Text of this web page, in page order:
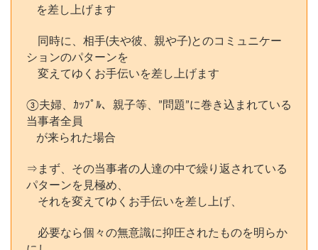
を差し上げます
同時に、相手(夫や彼、親や子)とのコミュニケー
ションのパターンを
変えてゆくお手伝いを差し上げます
③夫婦、ｶｯﾌﾟﾙ、親子等、”問題”に巻き込まれている
当事者全員
が来られた場合
⇒まず、その当事者の人達の中で繰り返されている
パターンを見極め、
それを変えてゆくお手伝いを差し上げ、
必要なら個々の無意識に抑圧されたものを明らか